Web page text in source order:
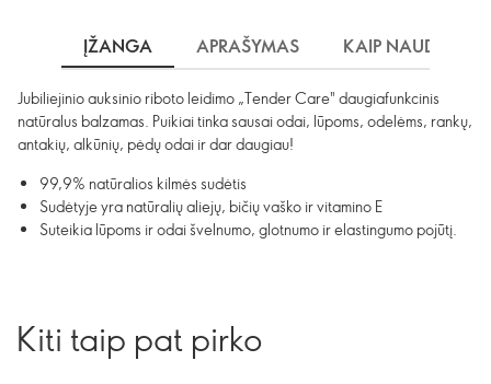
ĮŽANGA APRAŠYMAS KAIP NAUDOTI?
Jubiliejinio auksinio riboto leidimo „Tender Care" daugiafunkcinis
natūralus balzamas. Puikiai tinka sausai odai, lūpoms, odelėms, rankų,
antakių, alkūnių, pėdų odai ir dar daugiau!
99,9% natūralios kilmės sudėtis
Sudėtyje yra natūralių aliejų, bičių vaško ir vitamino E
Suteikia lūpoms ir odai švelnumo, glotnumo ir elastingumo pojūtį.
Kiti taip pat pirko